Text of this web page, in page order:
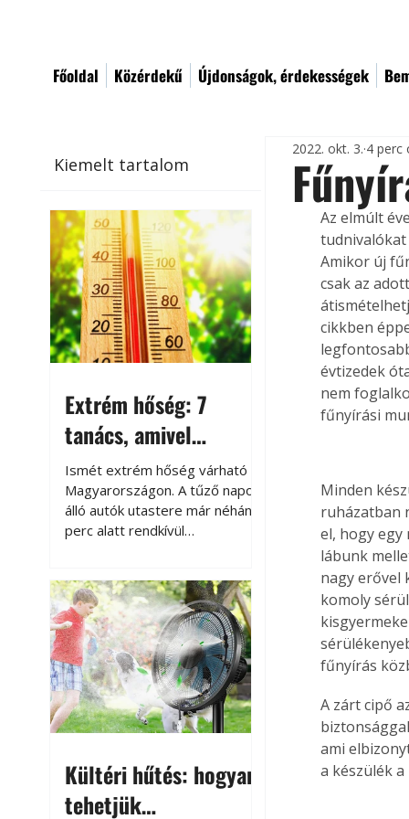
Főoldal Közérdekű Újdonságok, érdekességek
Kiemelt tartalom
Extrém hőség: 7
tanács, amivel
megóvhatjuk
autónkat a nyári
károktól
Ismét extrém hőség várható
Magyarországon. A tűző napon
álló autók utastere már néhány
perc alatt rendkívül
megközelítheti. Ez nemcsak a
beszállást teszi kellemetlenné,
hanem az autó állapotára és a
benne hagyott tárgyakra is
káros hatással lehet. Néhány
egyszerű óvintézkedéssel
azonban jelentősen
csökkenthetjük a hőség káros
Kültéri hűtés: hogyan
tehetjük
2022. okt. 3. 4 perc
Az elmúlt
tudnivalókat
Amikor új
csak az
cikkben
évtizedek
nem
fűnyírási
Minden
ruházatban
el, hogy
lábunk
nagy erővel
komoly
fűnyírás
A zárt cipő
ami
a készülék